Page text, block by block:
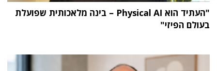
"העתיד הוא Physical AI – בינה מלאכותית שפועלת
בעולם הפיזי"